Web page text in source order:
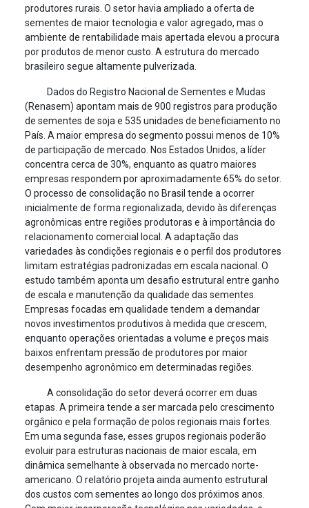
produtores rurais. O setor havia ampliado a oferta de
sementes de maior tecnologia e valor agregado, mas o
ambiente de rentabilidade mais apertada elevou a procura
por produtos de menor custo. A estrutura do mercado
brasileiro segue altamente pulverizada.
Dados do Registro Nacional de Sementes e Mudas
(Renasem) apontam mais de 900 registros para produção
de sementes de soja e 535 unidades de beneficiamento no
País. A maior empresa do segmento possui menos de 10%
de participação de mercado. Nos Estados Unidos, a líder
concentra cerca de 30%, enquanto as quatro maiores
empresas respondem por aproximadamente 65% do setor.
O processo de consolidação no Brasil tende a ocorrer
inicialmente de forma regionalizada, devido às diferenças
agronômicas entre regiões produtoras e à importância do
relacionamento comercial local. A adaptação das
variedades às condições regionais e o perfil dos produtores
limitam estratégias padronizadas em escala nacional. O
estudo também aponta um desafio estrutural entre ganho
de escala e manutenção da qualidade das sementes.
Empresas focadas em qualidade tendem a demandar
novos investimentos produtivos à medida que crescem,
enquanto operações orientadas a volume e preços mais
baixos enfrentam pressão de produtores por maior
desempenho agronômico em determinadas regiões.
A consolidação do setor deverá ocorrer em duas
etapas. A primeira tende a ser marcada pelo crescimento
orgânico e pela formação de polos regionais mais fortes.
Em uma segunda fase, esses grupos regionais poderão
evoluir para estruturas nacionais de maior escala, em
dinâmica semelhante à observada no mercado norte-
americano. O relatório projeta ainda aumento estrutural
dos custos com sementes ao longo dos próximos anos.